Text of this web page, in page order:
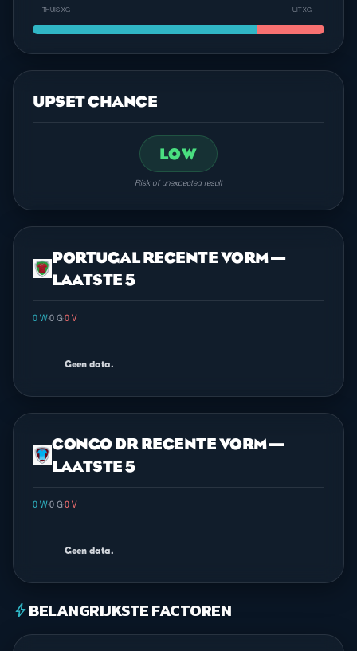
THUIS XG UIT XG
UPSET CHANCE
LOW
Risk of unexpected result
PORTUGAL RECENTE VORM —
LAATSTE 5
0 W·0 G·0 V
Geen data.
CONGO DR RECENTE VORM —
LAATSTE 5
0 W·0 G·0 V
Geen data.
boltBELANGRIJKSTE FACTOREN